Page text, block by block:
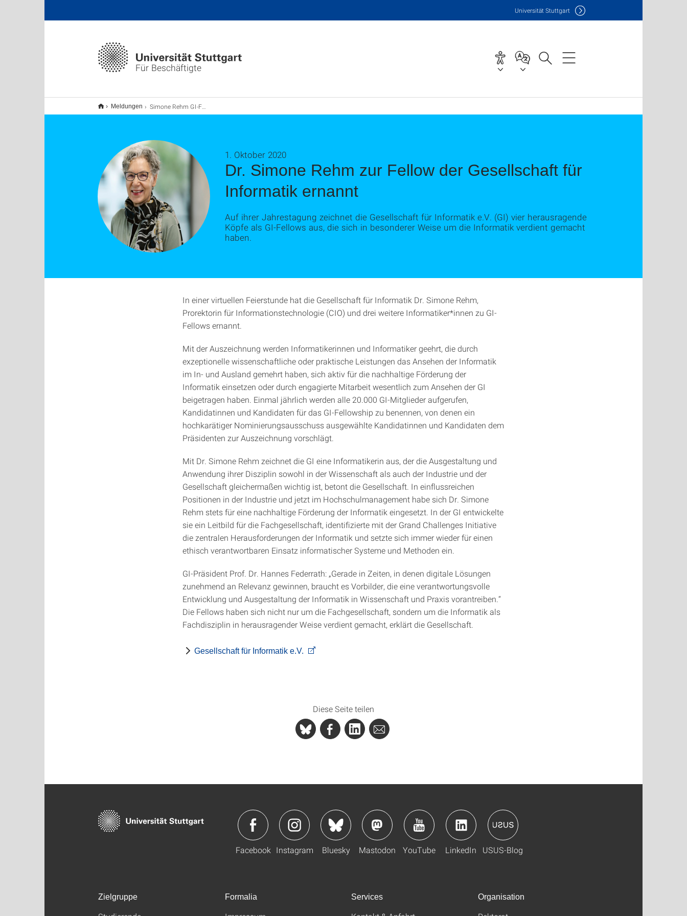
Für Beschäftigte
Universität Stuttgart
Meldungen Simone Rehm GI-Fellow
Dr. Simone Rehm zur Fellow der Gesellschaft für
Informatik ernannt
1. Oktober 2020
Auf ihrer Jahrestagung zeichnet die Gesellschaft für Informatik e.V. (GI) vier herausragende
Köpfe als GI-Fellows aus, die sich in besonderer Weise um die Informatik verdient gemacht
haben.
In einer virtuellen Feierstunde hat die Gesellschaft für Informatik Dr. Simone Rehm,
Prorektorin für Informationstechnologie (CIO) und drei weitere Informatiker*innen zu GI-
Fellows ernannt.
Mit der Auszeichnung werden Informatikerinnen und Informatiker geehrt, die durch
exzeptionelle wissenschaftliche oder praktische Leistungen das Ansehen der Informatik
im In- und Ausland gemehrt haben, sich aktiv für die nachhaltige Förderung der
Informatik einsetzen oder durch engagierte Mitarbeit wesentlich zum Ansehen der GI
beigetragen haben. Einmal jährlich werden alle 20.000 GI-Mitglieder aufgerufen,
Kandidatinnen und Kandidaten für das GI-Fellowship zu benennen, von denen ein
hochkarätiger Nominierungsausschuss ausgewählte Kandidatinnen und Kandidaten dem
Präsidenten zur Auszeichnung vorschlägt.
Mit Dr. Simone Rehm zeichnet die GI eine Informatikerin aus, der die Ausgestaltung und
Anwendung ihrer Disziplin sowohl in der Wissenschaft als auch der Industrie und der
Gesellschaft gleichermaßen wichtig ist, betont die Gesellschaft. In einflussreichen
Positionen in der Industrie und jetzt im Hochschulmanagement habe sich Dr. Simone
Rehm stets für eine nachhaltige Förderung der Informatik eingesetzt. In der GI entwickelte
sie ein Leitbild für die Fachgesellschaft, identifizierte mit der Grand Challenges Initiative
die zentralen Herausforderungen der Informatik und setzte sich immer wieder für einen
ethisch verantwortbaren Einsatz informatischer Systeme und Methoden ein.
GI-Präsident Prof. Dr. Hannes Federrath: „Gerade in Zeiten, in denen digitale Lösungen
zunehmend an Relevanz gewinnen, braucht es Vorbilder, die eine verantwortungsvolle
Entwicklung und Ausgestaltung der Informatik in Wissenschaft und Praxis vorantreiben.“
Die Fellows haben sich nicht nur um die Fachgesellschaft, sondern um die Informatik als
Fachdisziplin in herausragender Weise verdient gemacht, erklärt die Gesellschaft.
Gesellschaft für Informatik e.V.
Diese Seite teilen
Facebook Instagram Bluesky Mastodon YouTube LinkedIn USUS-Blog
Zielgruppe Formalia Services Organisation